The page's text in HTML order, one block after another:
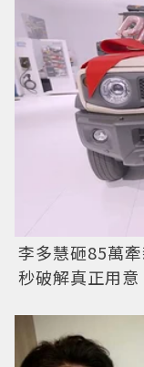
李多慧砸85萬
秒破解真正用意